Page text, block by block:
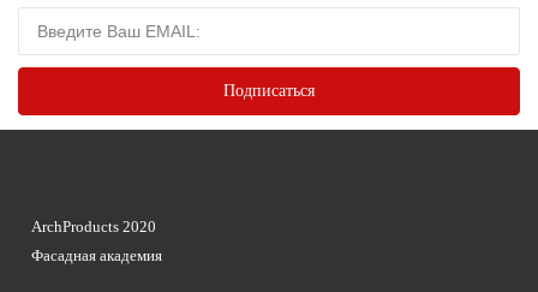
ArchProducts 2020
Фасадная академия